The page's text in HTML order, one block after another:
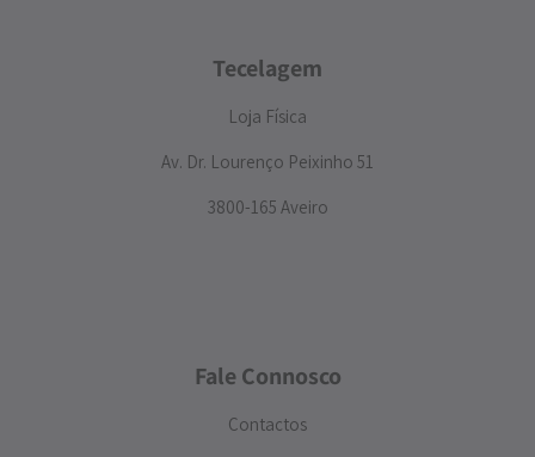
Tecelagem
Loja Física
Av. Dr. Lourenço Peixinho 51
3800-165 Aveiro
Fale Connosco
Contactos